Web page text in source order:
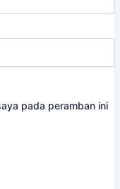
pada peramban ini